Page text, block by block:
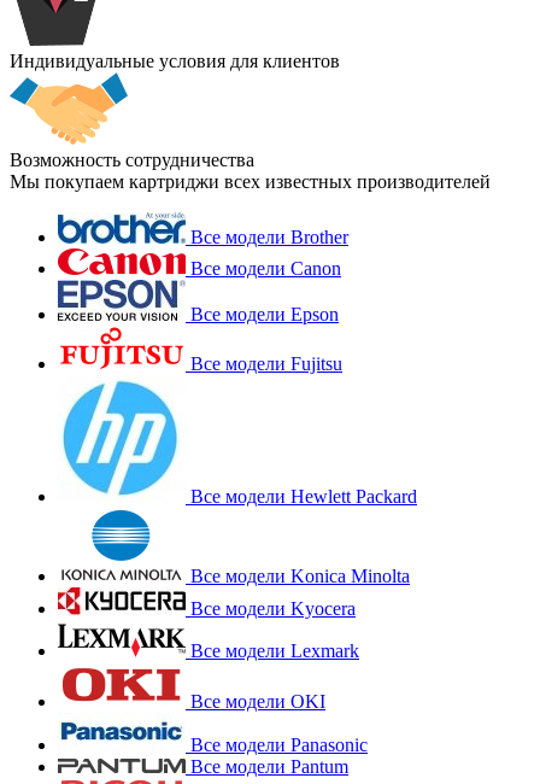
Индивидуальные условия для клиентов
Возможность сотрудничества
Мы покупаем картриджи всех известных производителей
Все модели Brother
Все модели Canon
Все модели Epson
Все модели Fujitsu
Все модели Hewlett Packard
Все модели Konica Minolta
Все модели Kyocera
Все модели Lexmark
Все модели OKI
Все модели Panasonic
Все модели Pantum